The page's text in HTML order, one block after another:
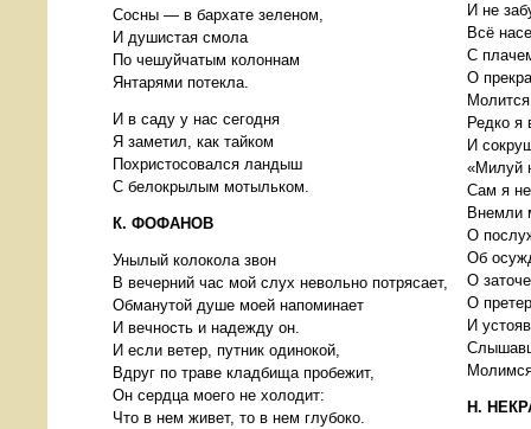
Сосны — в бархате зеленом,
И душистая смола
По чешуйчатым колоннам
Янтарями потекла.
И в саду у нас сегодня
Я заметил, как тайком
Похристосовался ландыш
С белокрылым мотыльком.
К. ФОФАНОВ
Унылый колокола звон
В вечерний час мой слух невольно потрясает,
Обманутой душе моей напоминает
И вечность и надежду он.
И если ветер, путник одинокой,
Вдруг по траве кладбища пробежит,
Он сердца моего не холодит:
Что в нем живет, то в нем глубоко.
И не
Всё
С
О
Редко я
И
«Милуй
Сам я
Внемли
О
Об
О
О
И
Н.